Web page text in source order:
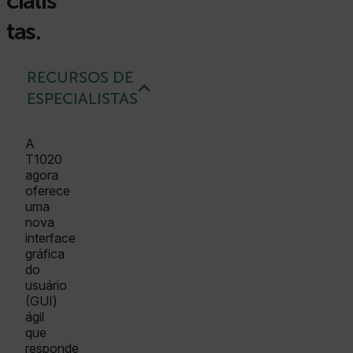
tas.
RECURSOS DE
ESPECIALISTAS
A
T1020
agora
oferece
uma
nova
interface
gráfica
do
usuário
(GUI)
ágil
que
responde